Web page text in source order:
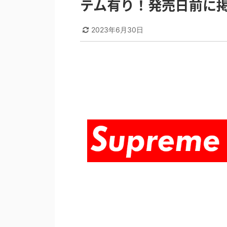
テム有り！発売日前に
2023年6月30日